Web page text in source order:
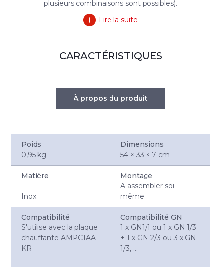
plusieurs combinaisons sont possibles).
Lire la suite
CARACTÉRISTIQUES
À propos du produit
Poids
0,95 kg
Dimensions
54 × 33 × 7 cm
Matière
Inox
Montage
A assembler soi-
même
Compatibilité
S'utilise avec la plaque
chauffante AMPC1AA-
KR
Compatibilité GN
1 x GN1/1 ou 1 x GN 1/3
+ 1 x GN 2/3 ou 3 x GN
1/3, ...